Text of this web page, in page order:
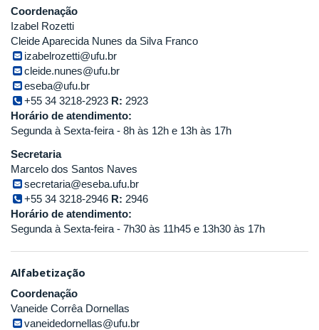
Coordenação
Izabel Rozetti
Cleide Aparecida Nunes da Silva Franco
izabelrozetti@ufu.br
cleide.nunes@ufu.br
eseba@ufu.br
+55 34 3218-2923 R: 2923
Horário de atendimento:
Segunda à Sexta-feira - 8h às 12h e 13h às 17h
Secretaria
Marcelo dos Santos Naves
secretaria@eseba.ufu.br
+55 34 3218-2946 R: 2946
Horário de atendimento:
Segunda à Sexta-feira - 7h30 às 11h45 e 13h30 às 17h
Alfabetização
Coordenação
Vaneide Corrêa Dornellas
vaneidedornellas@ufu.br